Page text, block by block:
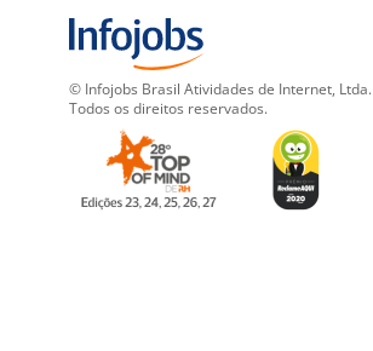
© Infojobs Brasil Atividades de Internet, Ltda.
Todos os direitos reservados.